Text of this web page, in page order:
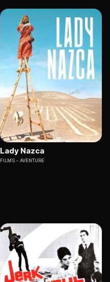
Lady Nazca
FILMS AVENTURE